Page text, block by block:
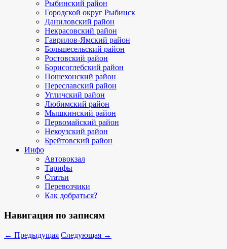
Рыбинский район
Городской округ Рыбинск
Даниловский район
Некрасовский район
Гаврилов-Ямский район
Большесельский район
Ростовский район
Борисоглебский район
Пошехонский район
Переславский район
Угличский район
Любимский район
Мышкинский район
Первомайский район
Некоузский район
Брейтовский район
Инфо
Автовокзал
Тарифы
Статьи
Перевозчики
Как добраться?
Навигация по записям
← Предыдущая Следующая →